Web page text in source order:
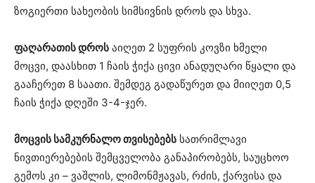
ზოგიერთი სახეობის სიმსივნის დროს და სხვა.
ფაღარათის დროს აიღეთ 2 სუფრის კოვზი ხმელი
მოცვი, დაასხით 1 ჩაის ჭიქა ცივი ანადუღარი წყალი და
გააჩერეთ 8 საათი. შემდეგ გადაწურეთ და მიიღეთ 0,5
ჩაის ჭიქა დღეში 3-4-ჯერ.
მოცვის სამკურნალო თვისებებს სათრიმლავი
ნივთიერებების შემცველობა განაპირობებს, საუცხოო
გემოს კი – ვაშლის, ლიმონმჟავას, რძის, ქარვისა და